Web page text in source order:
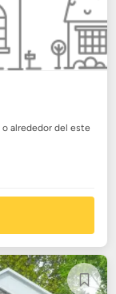
o alrededor del este